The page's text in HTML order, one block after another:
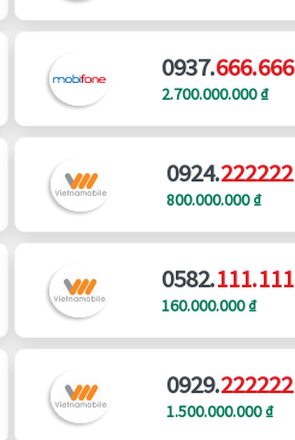
0937.666.666
2.700.000.000 ₫
0924.222222
800.000.000 ₫
0582.111.111
160.000.000 ₫
0929.222222
1.500.000.000 ₫